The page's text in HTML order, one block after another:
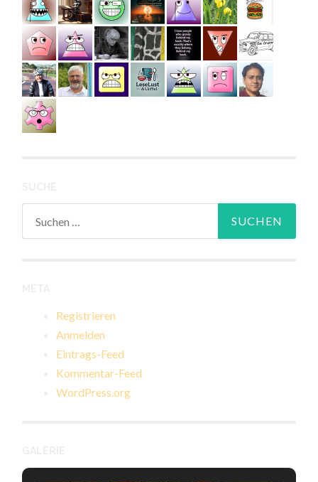
Registrieren
Anmelden
Eintrags-Feed
Kommentar-Feed
WordPress.org